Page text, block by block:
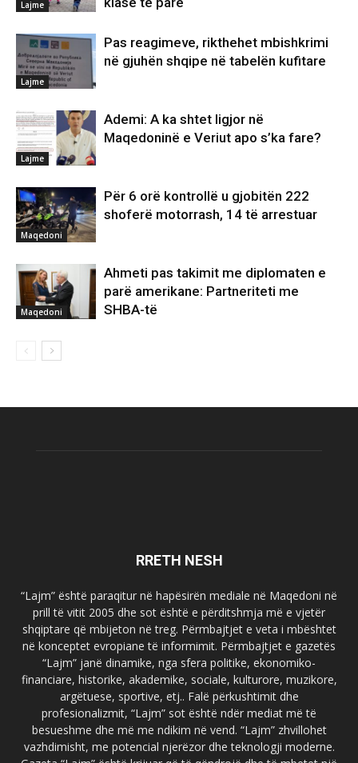
Lajme
Lajme
Pas reagimeve, rikthehet mbishkrimi
në gjuhën shqipe në tabelën kufitare
Lajme
Ademi: A ka shtet ligjor në
Maqedoninë e Veriut apo s’ka fare?
Maqedoni
Për 6 orë kontrollë u gjobitën 222
shoferë motorrash, 14 të arrestuar
Maqedoni
Ahmeti pas takimit me diplomaten e
parë amerikane: Partneriteti me
SHBA-të
RRETH NESH
“Lajm” është paraqitur në hapësirën mediale në Maqedoni në
prill të vitit 2005 dhe sot është e përditshmja më e vjetër
shqiptare që mbijeton në treg. Përmbajtjet e veta i mbështet
në konceptet evropiane të informimit. Përmbajtjet e gazetës
“Lajm” janë dinamike, nga sfera politike, ekonomiko-
financiare, historike, akademike, sociale, kulturore, muzikore,
argëtuese, sportive, etj.. Falë përkushtimit dhe
profesionalizmit, “Lajm” sot është ndër mediat më të
besueshme dhe më me ndikim në vend. “Lajm” zhvillohet
vazhdimisht, me potencial njerëzor dhe teknologji moderne.